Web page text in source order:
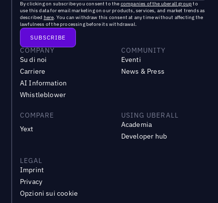
By clicking on subscribe you consent to the companies of the uberall groupto
use this data for email marketing on our products, services, and market trends as
described here. You can withdraw this consent at any time without affecting the
lawfulness of the processing before its withdrawal.
COMPANY
Su di noi
Carriere
AI Information
Whistleblower
COMMUNITY
Eventi
News & Press
COMPARE
Yext
USING UBERALL
Academia
Developer hub
LEGAL
Imprint
Privacy
Opzioni sui cookie